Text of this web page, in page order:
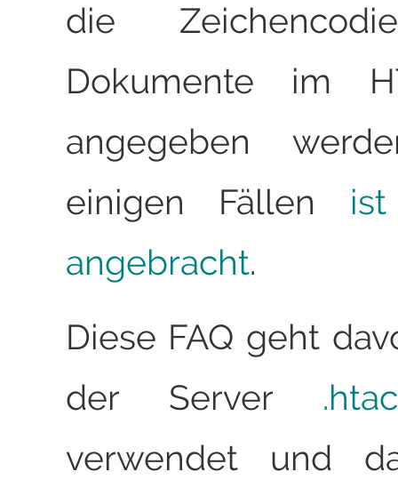
die
Dokumente im
angegeben
einigen Fällen
angebracht.
Diese FAQ geht
der Server
verwendet und